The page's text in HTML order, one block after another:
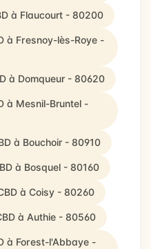
à Flaucourt - 80200
à Fresnoy-lès-Roye -
à Domqueur - 80620
à Mesnil-Bruntel -
à Bouchoir - 80910
à Bosquel - 80160
à Coisy - 80260
à Authie - 80560
à Forest-l'Abbaye -